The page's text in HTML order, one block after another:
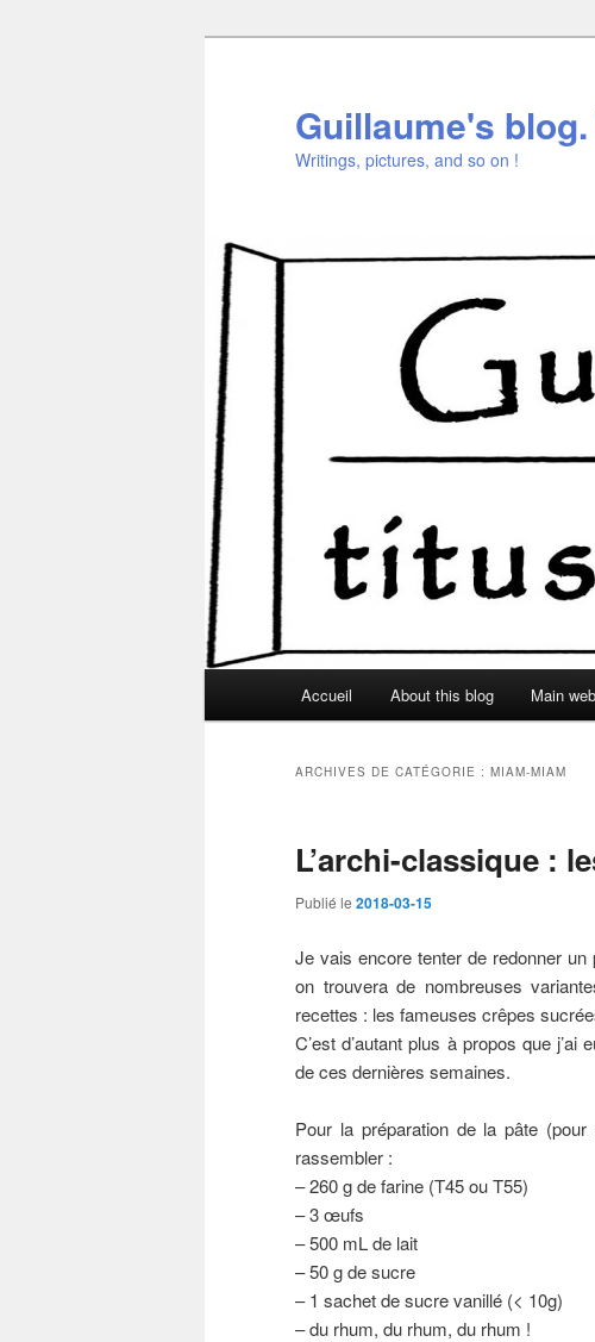
Guillaume's
Writings, pictures, and so on !
Accueil About this blog Main
ARCHIVES DE CATÉGORIE : MIAM-MIAM
L’archi-classique :
Publié le 2018-03-15
Je vais encore tenter de redonner
on trouvera de nombreuses
recettes : les fameuses crêpes
C’est d’autant plus à propos que j’ai
de ces dernières semaines.
Pour la préparation de la pâte
rassembler :
– 260 g de farine (T45 ou T55)
– 3 œufs
– 500 mL de lait
– 50 g de sucre
– 1 sachet de sucre vanillé (< 10g)
– du rhum, du rhum, du rhum !